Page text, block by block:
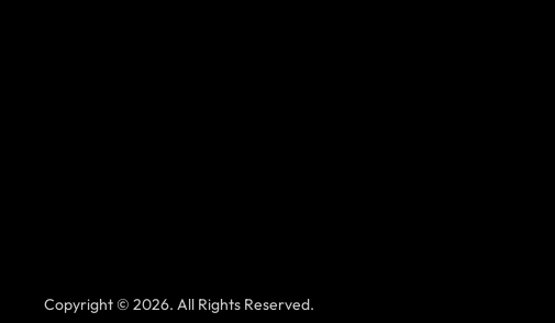
Copyright © 2026. All Rights Reserved.